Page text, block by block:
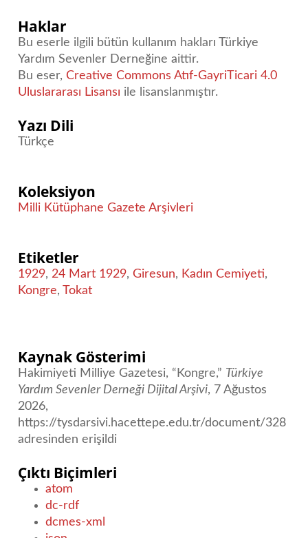
Haklar
Bu eserle ilgili bütün kullanım hakları Türkiye
Yardım Sevenler Derneğine aittir.
Bu eser,Creative Commons Atıf-GayriTicari 4.0
Uluslararası Lisansı ile lisanslanmıştır.
Yazı Dili
Türkçe
Koleksiyon
Milli Kütüphane Gazete Arşivleri
Etiketler
1929,24 Mart 1929,Giresun, Kadın Cemiyeti,
Kongre,Tokat
Kaynak Gösterimi
Hakimiyeti Milliye Gazetesi, “Kongre,” Türkiye
Yardım Sevenler Derneği Dijital Arşivi, 7 Ağustos
2026,
https://tysdarsivi.hacettepe.edu.tr/document/328
adresinden erişildi
Çıktı Biçimleri
atom
dc-rdf
dcmes-xml